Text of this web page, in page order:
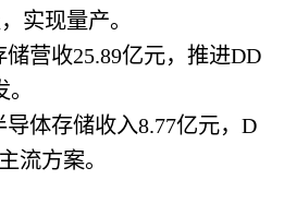
实现量产。
营收25.89亿元，推进DD
导体存储收入8.77亿元，D
流方案。